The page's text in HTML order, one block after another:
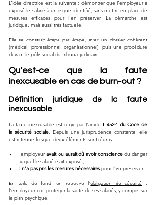
L’idée directrice est la suivante : démontrer que l’employeur a
exposé le salarié à un risque identifié, sans mettre en place de
mesures efficaces pour l’en préserver. La démarche est
juridique, mais aussi très factuelle.
Elle se construit étape par étape, avec un dossier cohérent
(médical, professionnel, organisationnel), puis une procédure
devant le pôle social du tribunal judiciaire.
Qu’est-ce que la faute
inexcusable en cas de burn-out ?
Définition juridique de la faute
inexcusable
La faute inexcusable est régie par l’article L.452-1 du Code de
la sécurité sociale. Depuis une jurisprudence constante, elle
est retenue lorsque deux éléments sont réunis :
l’employeur avait ou aurait dû avoir conscience du danger
auquel le salarié était exposé ;
il n’a pas pris les mesures nécessaires pour l’en préserver.
En toile de fond, on retrouve l’obligation de sécurité
:
l’employeur doit protéger la santé de ses salariés, y compris sur
le plan psychique.